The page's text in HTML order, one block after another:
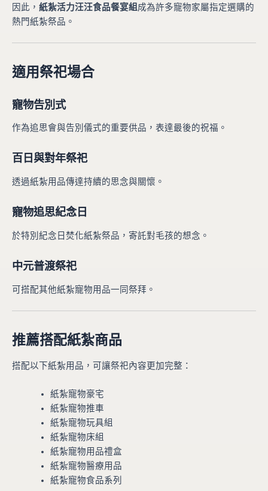
因此， 紙紮活力汪汪食品餐宴組 成為許多寵物家屬指定選購的
熱門紙紮祭品。
適用祭祀場合
寵物告別式
作為追思會與告別儀式的重要供品，表達最後的祝福。
百日與對年祭祀
透過紙紮用品傳達持續的思念與關懷。
寵物追思紀念日
於特別紀念日焚化紙紮祭品，寄託對毛孩的想念。
中元普渡祭祀
可搭配其他紙紮寵物用品一同祭拜。
推薦搭配紙紮商品
搭配以下紙紮用品，可讓祭祀內容更加完整：
紙紮寵物豪宅
紙紮寵物推車
紙紮寵物玩具組
紙紮寵物床組
紙紮寵物用品禮盒
紙紮寵物醫療用品
紙紮寵物食品系列